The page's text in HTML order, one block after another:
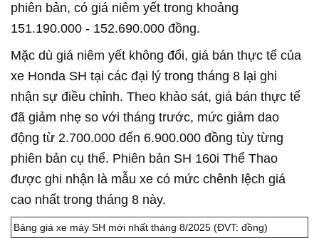
phiên bản, có giá niêm yết trong khoảng
151.190.000 - 152.690.000 đồng.
Mặc dù giá niêm yết không đổi, giá bán thực tế của
xe Honda SH tại các đại lý trong tháng 8 lại ghi
nhận sự điều chỉnh. Theo khảo sát, giá bán thực tế
đã giảm nhẹ so với tháng trước, mức giảm dao
động từ 2.700.000 đến 6.900.000 đồng tùy từng
phiên bản cụ thể. Phiên bản SH 160i Thể Thao
được ghi nhận là mẫu xe có mức chênh lệch giá
cao nhất trong tháng 8 này.
Bảng giá xe máy SH mới nhất tháng 8/2025 (ĐVT: đồng)